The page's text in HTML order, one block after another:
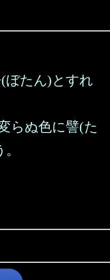
ぼたん)とすれ
らぬ色に譬(た